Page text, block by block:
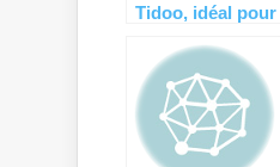
Tidoo, idéal pour
bébé !